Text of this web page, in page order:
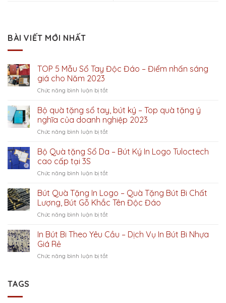
BÀI VIẾT MỚI NHẤT
TOP 5 Mẫu Sổ Tay Độc Đáo – Điểm nhấn sáng
giá cho Năm 2023
Chức năng bình luận bị tắtở
5
Mẫu
Sổ
Tay
Đáo
giá
cho
Bộ quà tặng sổ tay, bút ký – Top quà tặng ý
nghĩa của doanh nghiệp 2023
Chức năng bình luận bị tắtở
quà
tay,
ký
–
ý
Bộ Quà tặng Sổ Da – Bút Ký In Logo Tuloctech
cao cấp tại 3S
Chức năng bình luận bị tắtở
Quà
tặng
Sổ
Da
Bút
Bút Quà Tặng In Logo – Quà Tặng Bút Bi Chất
Lượng, Bút Gỗ Khắc Tên Độc Đáo
Chức năng bình luận bị tắtở
Quà
Tặng
Logo
In Bút Bi Theo Yêu Cầu – Dịch Vụ In Bút Bi Nhựa
Giá Rẻ
Chức năng bình luận bị tắtở
TAGS